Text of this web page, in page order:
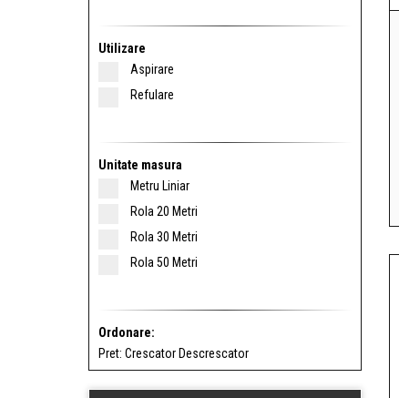
Utilizare
Aspirare
Refulare
Unitate masura
Metru Liniar
Rola 20 Metri
Rola 30 Metri
Rola 50 Metri
Ordonare:
Pret: Crescator Descrescator